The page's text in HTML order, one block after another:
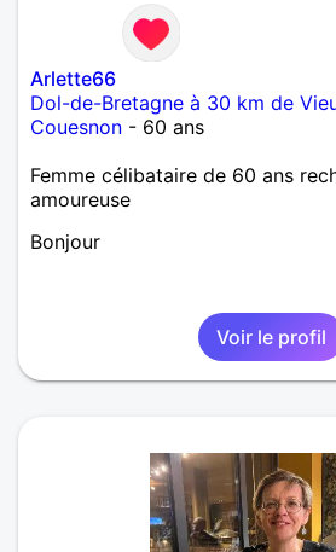
Arlette66
Dol-de-Bretagne à 30 km de
Couesnon - 60 ans
Femme célibataire de 60 ans
amoureuse
Bonjour
Voir le profil